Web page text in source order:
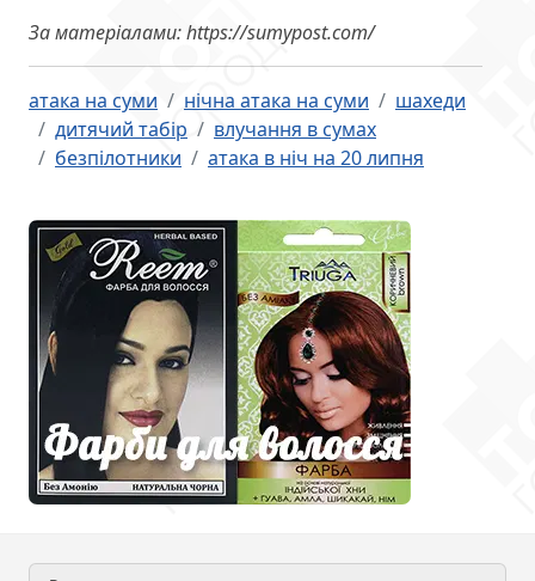
За матеріалами: https://sumypost.com/
атака на суми нічна атака на суми
шахеди
дитячий табір
влучання в сумах
безпілотники
атака в ніч на 20 липня